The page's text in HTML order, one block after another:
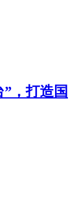
，打造国